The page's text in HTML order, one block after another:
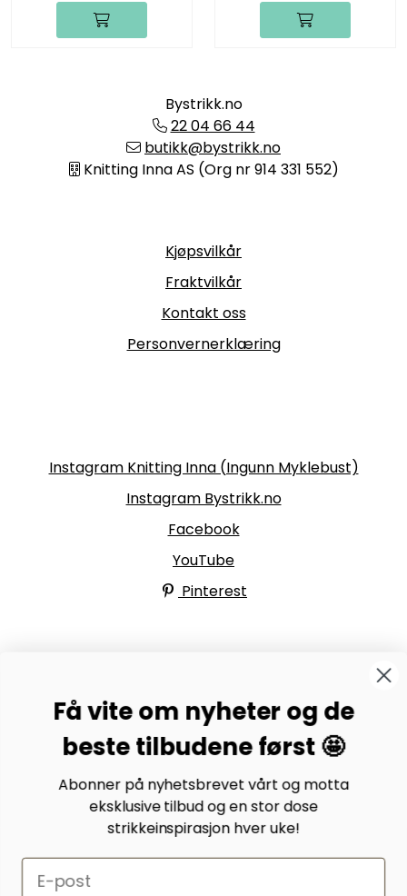
Bystrikk.no
22 04 66 44
butikk@bystrikk.no
Knitting Inna AS (Org nr 914 331 552)
Kjøpsvilkår
Fraktvilkår
Kontakt oss
Personvernerklæring
Instagram Knitting Inna (Ingunn Myklebust)
Instagram Bystrikk.no
Facebook
YouTube
Pinterest
Bli medlem av Bystrikk-forumet vårt på Facebook og
møt både designere og teststrikkere, samt 31.000
andre Bystrikkere som deler erfaringer, bilder og
inspirasjon.
Bli medlem her.
Få vite om nyheter og de
beste tilbudene først 🤩
Abonner på nyhetsbrevet vårt og motta
eksklusive tilbud og en stor dose
strikkeinspirasjon hver uke!